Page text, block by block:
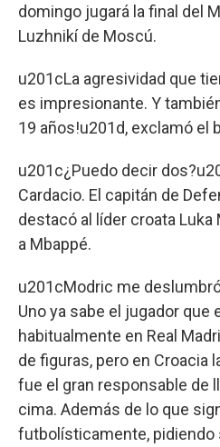
domingo jugará la final del
Luzhnikí de Moscú.
u201cLa agresividad que
es impresionante. Y
19 años!u201d, exclamó el
u201c¿Puedo decir
Cardacio. El capitán de
destacó al líder croata
a Mbappé.
u201cModric me
Uno ya sabe el jugador que
habitualmente en Real
de figuras, pero en Croacia
fue el gran responsable de
cima. Además de lo que
futbolísticamente, pidiendo